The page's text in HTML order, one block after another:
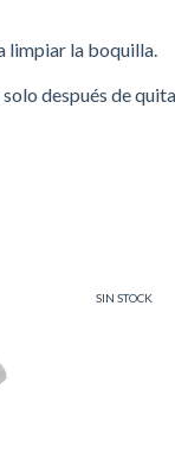
limpiar la boquilla.
después de
SIN STOCK